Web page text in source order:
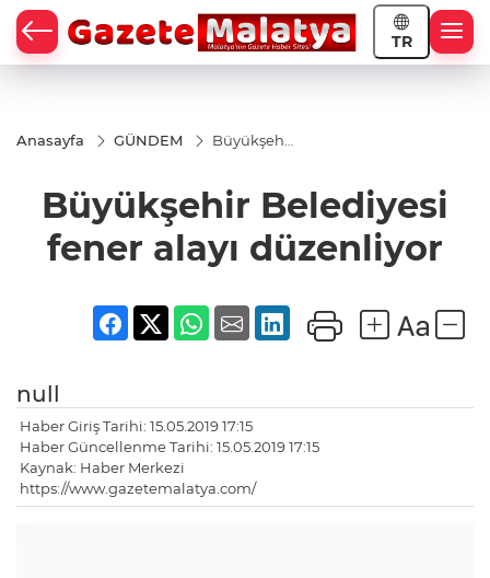
TR
Anasayfa GÜNDEM
Büyükşehir
düzenliyor
Büyükşehir Belediyesi
fener alayı düzenliyor
null
Haber Giriş Tarihi: 15.05.2019 17:15
Haber Güncellenme Tarihi: 15.05.2019 17:15
Kaynak: Haber Merkezi
https://www.gazetemalatya.com/